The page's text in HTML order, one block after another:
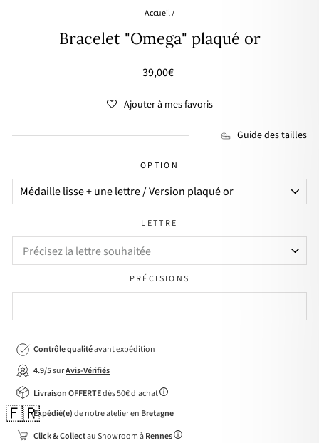
Accueil/
Bracelet "Omega" plaqué or
Prix
39,00€
Ajouter à mes favoris
Guide des tailles
OPTION
LETTRE
PRÉCISIONS
Contrôle qualitéavant expédition
4.9/5surAvis-Vérifiés
Livraison OFFERTEdès 50€ d'achat
🇫🇷Expédié(e)de notre atelier en Bretagne
Click & Collectau Showroom àRennes